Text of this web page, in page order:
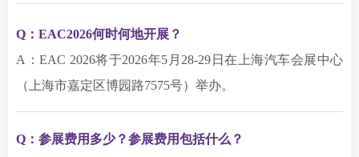
Q：EAC2026何时何地开展？
A：EAC 2026将于2026年5月28-29日在上海汽车会展中心
（上海市嘉定区博园路7575号）举办。
Q： 参展费用多少？参展费用包括什么？